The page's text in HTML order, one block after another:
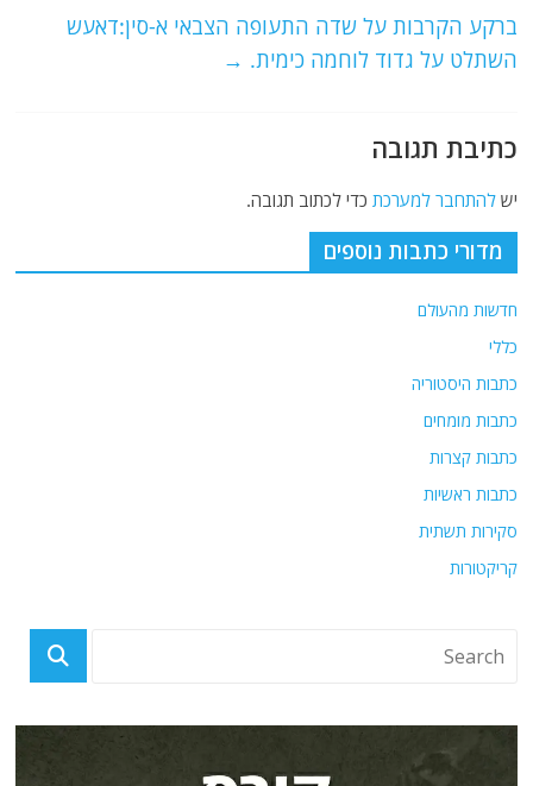
k
ברקע הקרבות על שדה התעופה הצבאי א-סין:דאעש
השתלט על גדוד לוחמה כימית. →
כתיבת תגובה
ישלהתחבר למערכת כדי לכתוב תגובה.
מדורי כתבות נוספים
חדשות מהעולם
כללי
כתבות היסטוריה
כתבות מומחים
כתבות קצרות
כתבות ראשיות
סקירות תשתית
קריקטורות